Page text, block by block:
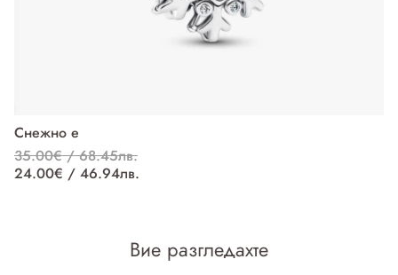
Снежно е
35.00€ / 68.45лв.
24.00€ / 46.94лв.
Вие разгледахте